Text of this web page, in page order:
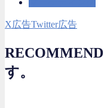
X広告Twitter広告
RECOMMEND
す。